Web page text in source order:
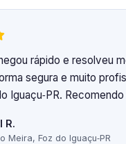
rápido e resolveu
segura e muito
Iguaçu‑PR.
R.
Meira, Foz do Iguaçu‑PR